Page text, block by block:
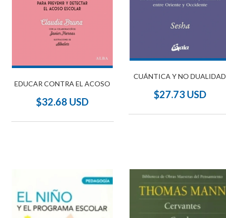
EDUCAR CONTRA EL ACOSO
$32.68 USD
CUÁNTICA Y NO DUALIDAD
$27.73 USD